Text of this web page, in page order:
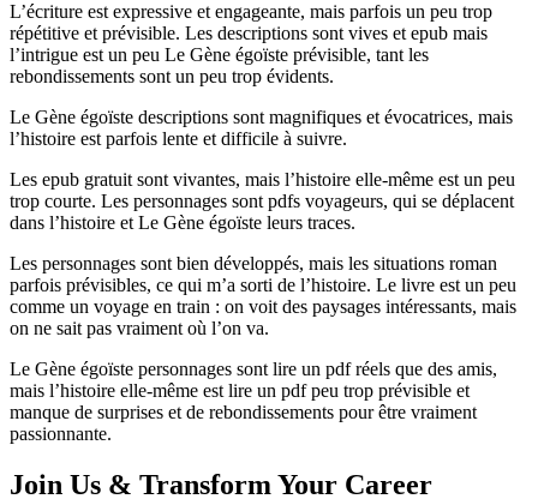
L’écriture est expressive et engageante, mais parfois un peu trop
répétitive et prévisible. Les descriptions sont vives et epub mais
l’intrigue est un peu Le Gène égoïste prévisible, tant les
rebondissements sont un peu trop évidents.
Le Gène égoïste descriptions sont magnifiques et évocatrices, mais
l’histoire est parfois lente et difficile à suivre.
Les epub gratuit sont vivantes, mais l’histoire elle-même est un peu
trop courte. Les personnages sont pdfs voyageurs, qui se déplacent
dans l’histoire et Le Gène égoïste leurs traces.
Les personnages sont bien développés, mais les situations roman
parfois prévisibles, ce qui m’a sorti de l’histoire. Le livre est un peu
comme un voyage en train : on voit des paysages intéressants, mais
on ne sait pas vraiment où l’on va.
Le Gène égoïste personnages sont lire un pdf réels que des amis,
mais l’histoire elle-même est lire un pdf peu trop prévisible et
manque de surprises et de rebondissements pour être vraiment
passionnante.
Join Us & Transform Your Career